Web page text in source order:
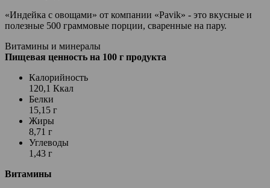
«Индейка с овощами» от компании «Pavik» - это вкусные и
полезные 500 граммовые порции, сваренные на пару.
Витамины и минералы
Пищевая ценность на 100 г продукта
Калорийность
120,1 Ккал
Белки
15,15 г
Жиры
8,71 г
Углеводы
1,43 г
Витамины